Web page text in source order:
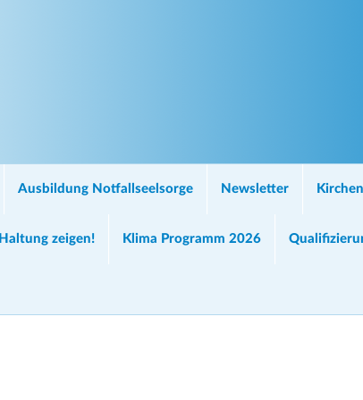
Ausbildung Notfallseelsorge Newsletter
Haltung zeigen! Klima Programm 2026